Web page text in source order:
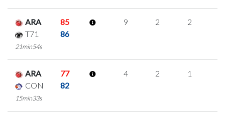
ARA
85
T71
86
21min54s
9 2 2
ARA
77
CON
82
15min33s
4 2 1